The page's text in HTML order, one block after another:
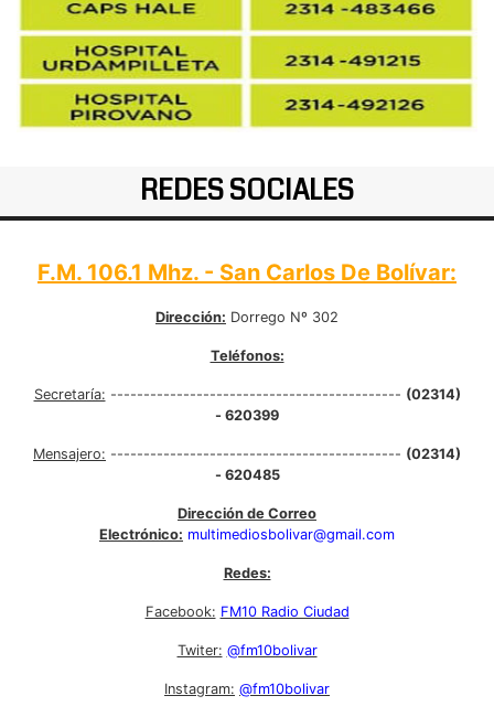
REDES SOCIALES
F.M. 106.1 Mhz. - San Carlos De Bolívar:
Dirección: Dorrego Nº 302
Teléfonos:
Secretaría: -------------------------------------------- (02314)
- 620399
Mensajero: -------------------------------------------- (02314)
- 620485
Dirección de Correo
Electrónico: multimediosbolivar@gmail.com
Redes:
Facebook: FM10 Radio Ciudad
Twiter: @fm10bolivar
Instagram: @fm10bolivar